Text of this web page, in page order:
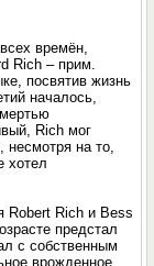
времён,
Rich – прим.
посвятив жизнь
началось,
Rich мог
несмотря на то,
хотел
Robert Rich и Bess
предстал
с собственным
врожденное